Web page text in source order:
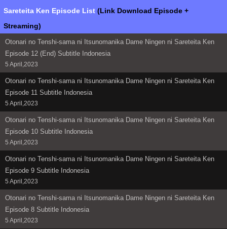
Sareteita Ken Episode List (Link Download Episode +
Streaming)
Otonari no Tenshi-sama ni Itsunomanika Dame Ningen ni Sareteita Ken
Episode 12 (End) Subtitle Indonesia
5 April,2023
Otonari no Tenshi-sama ni Itsunomanika Dame Ningen ni Sareteita Ken
Episode 11 Subtitle Indonesia
5 April,2023
Otonari no Tenshi-sama ni Itsunomanika Dame Ningen ni Sareteita Ken
Episode 10 Subtitle Indonesia
5 April,2023
Otonari no Tenshi-sama ni Itsunomanika Dame Ningen ni Sareteita Ken
Episode 9 Subtitle Indonesia
5 April,2023
Otonari no Tenshi-sama ni Itsunomanika Dame Ningen ni Sareteita Ken
Episode 8 Subtitle Indonesia
5 April,2023